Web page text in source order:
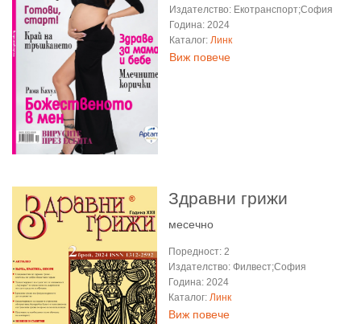
Издателство: Екотранспорт;София
Година: 2024
Каталог: Линк
Виж повече
Здравни грижи
месечно
Поредност: 2
Издателство: Филвест;София
Година: 2024
Каталог: Линк
Виж повече